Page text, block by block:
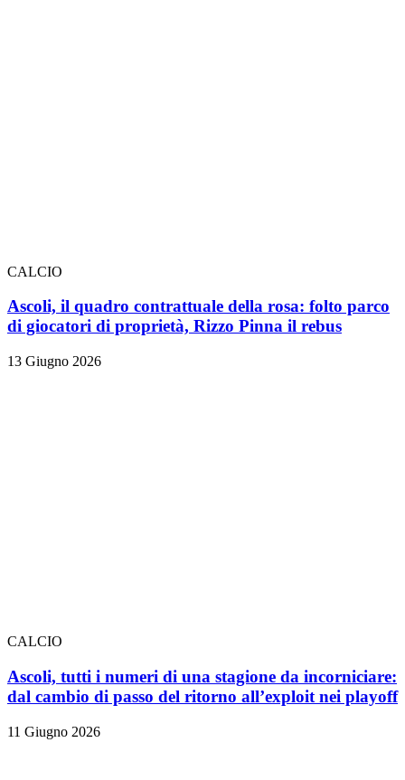
CALCIO
Ascoli, il quadro contrattuale della rosa: folto parco
di giocatori di proprietà, Rizzo Pinna il rebus
13 Giugno 2026
CALCIO
Ascoli, tutti i numeri di una stagione da incorniciare:
dal cambio di passo del ritorno all’exploit nei playoff
11 Giugno 2026